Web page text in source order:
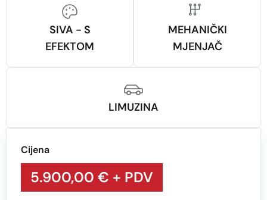
Cijena
5.900,00 € + PDV
SIVA - S
EFEKTOM
MEHANIČKI
MJENJAČ
LIMUZINA